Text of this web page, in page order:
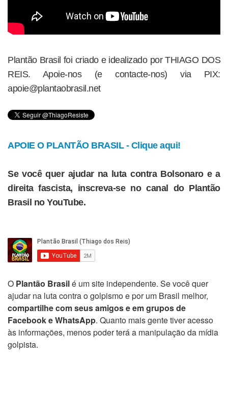
Plantão Brasil foi criado e idealizado por THIAGO DOS
REIS. Apoie-nos (e contacte-nos) via PIX:
apoie@plantaobrasil.net
APOIE O PLANTÃO BRASIL - Clique aqui!
Se você quer ajudar na luta contra Bolsonaro e a
direita fascista, inscreva-se no canal do Plantão
Brasil no YouTube.
O Plantão Brasilé um site independente. Se você quer
ajudar na luta contra o golpismo e por um Brasil melhor,
compartilhe com seus amigos e em grupos de
Facebook e WhatsApp. Quanto mais gente tiver acesso
às informações, menos poder terá a manipulação da mídia
golpista.